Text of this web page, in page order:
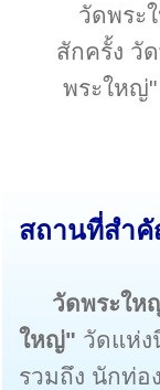
วัดพระ
สักครั้ง วั
พระใหญ่
สถานที่สำ
วัดพระให
ใหญ่" วัดแห่ง
รวมถึง นักท่อ